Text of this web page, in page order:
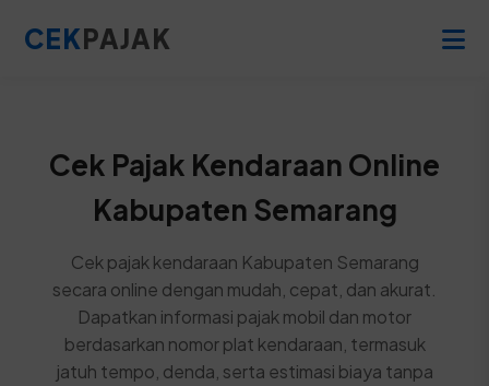
CEKPAJAK
Cek Pajak Kendaraan Online
Kabupaten Semarang
Cek pajak kendaraan Kabupaten Semarang
secara online dengan mudah, cepat, dan akurat.
Dapatkan informasi pajak mobil dan motor
berdasarkan nomor plat kendaraan, termasuk
jatuh tempo, denda, serta estimasi biaya tanpa